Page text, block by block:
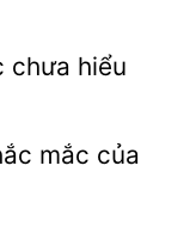
chưa hiểu
mắc của